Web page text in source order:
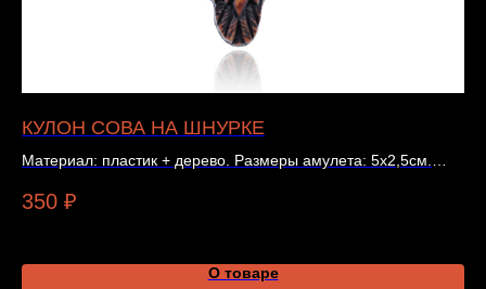
КУЛОН СОВА НА ШНУРКЕ
Материал: пластик + дерево. Размеры амулета: 5х2,5см.
350 ₽
О товаре